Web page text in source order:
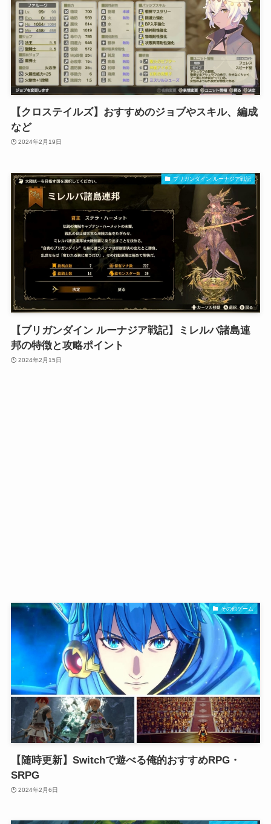
【クロステイルズ】おすすめのジョブやスキル、編成
など
2024年2月19日
ブリガンダイン ルーナジア戦記
【ブリガンダイン ルーナジア戦記】ミレルバ諸島連
邦の特徴と攻略ポイント
2024年2月15日
その他ゲーム
【随時更新】Switchで遊べる俺的おすすめRPG・
SRPG
2024年2月6日